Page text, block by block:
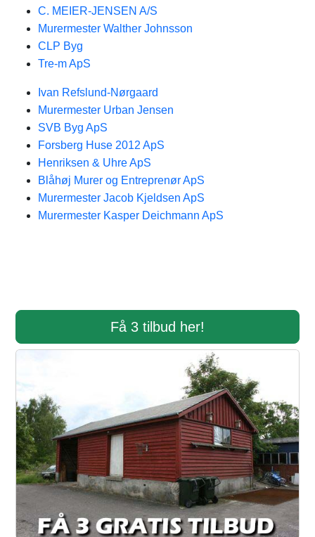
C. MEIER-JENSEN A/S
Murermester Walther Johnsson
CLP Byg
Tre-m ApS
Ivan Refslund-Nørgaard
Murermester Urban Jensen
SVB Byg ApS
Forsberg Huse 2012 ApS
Henriksen & Uhre ApS
Blåhøj Murer og Entreprenør ApS
Murermester Jacob Kjeldsen ApS
Murermester Kasper Deichmann ApS
Få 3 tilbud her!